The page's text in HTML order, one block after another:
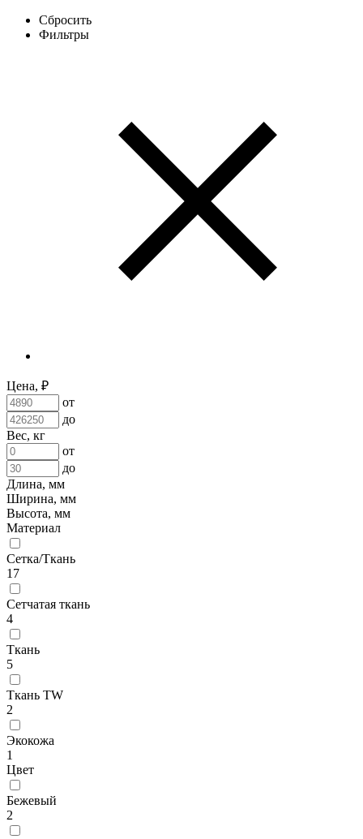
Сбросить
Фильтры
Цена, ₽
от
до
Вес, кг
от
до
Длина, мм
Ширина, мм
Высота, мм
Материал
Сетка/Ткань
17
Сетчатая ткань
4
Ткань
5
Ткань TW
2
Экокожа
1
Цвет
Бежевый
2